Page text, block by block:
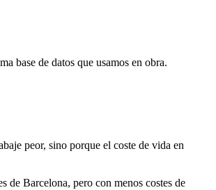
base de datos que usamos en obra.
peor, sino porque el coste de vida en
de Barcelona, pero con menos costes de